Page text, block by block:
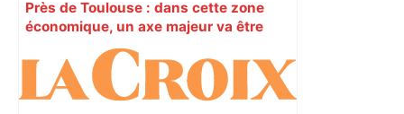
Près de Toulouse : dans cette zone
économique, un axe majeur va être
fermé en fin de soirée, voici les
déviations – Actu.fr